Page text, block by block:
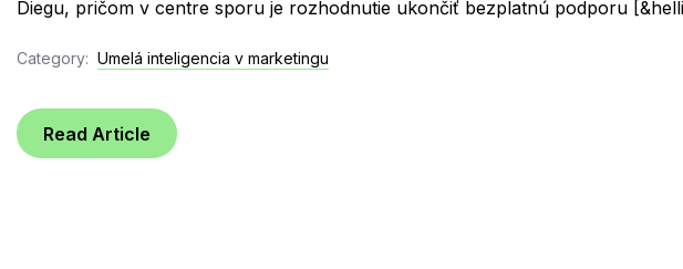
Diegu, pričom v centre sporu je rozhodnutie ukončiť bezplatnú podporu
Category: Umelá inteligencia v marketingu
Read Article